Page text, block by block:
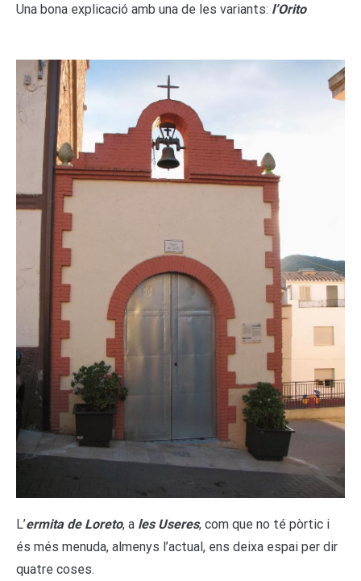
Una bona explicació amb una de les variants: l’Orito
L’ermita de Loreto, a les Useres, com que no té pòrtic i
és més menuda, almenys l’actual, ens deixa espai per dir
quatre coses.